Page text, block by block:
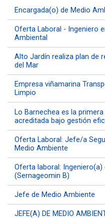
Encargada(o) de Medio
Oferta Laboral - Ingeniero
Ambiental
Alto Jardín realiza plan de
del Mar
Empresa viñamarina
Limpio
Lo Barnechea es la
acreditada bajo gestión
Oferta Laboral: Jefe/a
Medio Ambiente
Oferta laboral:
(Sernageomin B)
Jefe de Medio Ambiente
JEFE(A) DE MEDIO